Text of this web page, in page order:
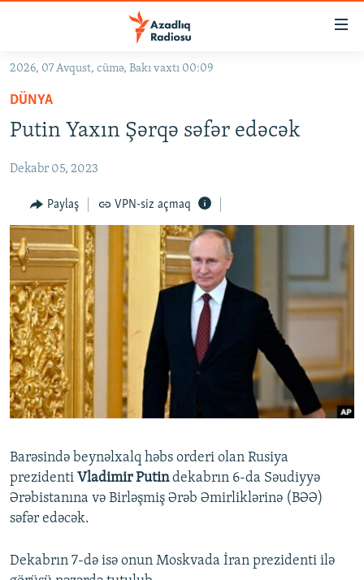
Əsas
qayıt
Əsas
qayıt
#ƏSLINDƏ
FƏRQƏ BAX
QANUNI DOĞRU
ARAŞDIRMA
MULTIMEDIA
VIDEO
FOTOQALEREYA
İNFOQRAFIKA
KARIKATURA
RADIO ARXIV
OXU ZALI
AZƏRBAYCAN ƏDƏBIYYATI KITABXANASI
İSLAM VƏ DEMOKRATIYA
HAQQIMIZDA
MISSIYAMIZ
PEŞƏ ETIKASI VƏ JURNALISTIKA STANDARTLARIMIZ
AZADLIQRADIOSU MOBIL TELEFONUNUZDA
BIZIMLƏ ƏLAQƏ
XƏBƏR BÜLLETENLƏRIMIZ
BIZI IZLƏ
RFE/RL-in bütün saytları
2026, 07 Avqust, cümə, Bakı vaxtı 00:09
DÜNYA
Putin Yaxın Şərqə səfər edəcək
Dekabr 05, 2023
Paylaş VPN-siz açmaq
Barəsində beynəlxalq həbs orderi olan Rusiya
prezidenti Vladimir Putindekabrın 6-da Səudiyyə
Ərəbistanına və Birləşmiş Ərəb Əmirliklərinə (BƏƏ)
səfər edəcək.
Dekabrın 7-də isə onun Moskvada İran prezidenti ilə